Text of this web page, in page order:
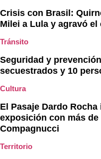
Crisis con Brasil:
Milei a Lula y agravó
Tránsito
Seguridad y
secuestrados y 10
Cultura
El Pasaje Dardo
exposición con más
Compagnucci
Territorio